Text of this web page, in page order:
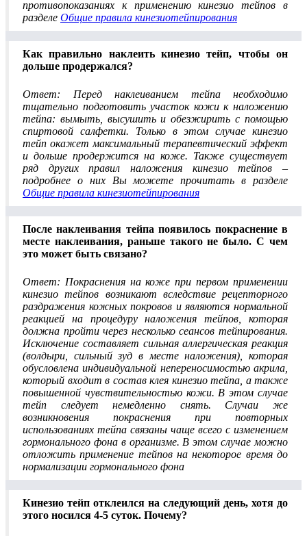
противопоказаниях к применению кинезио тейпов в
разделе Общие правила кинезиотейпирования
Как правильно наклеить кинезио тейп, чтобы он
дольше продержался?
Ответ: Перед наклеиванием тейпа необходимо
тщательно подготовить участок кожи к наложению
тейпа: вымыть, высушить и обезжирить с помощью
спиртовой салфетки. Только в этом случае кинезио
тейп окажет максимальный терапевтический эффект
и дольше продержится на коже. Также существует
ряд других правил наложения кинезио тейпов –
подробнее о них Вы можете прочитать в разделе
Общие правила кинезиотейпирования
После наклеивания тейпа появилось покраснение в
месте наклеивания, раньше такого не было. С чем
это может быть связано?
Ответ: Покраснения на коже при первом применении
кинезио тейпов возникают вследствие рецепторного
раздражения кожных покровов и являются нормальной
реакцией на процедуру наложения тейпов, которая
должна пройти через несколько сеансов тейпирования.
Исключение составляет сильная аллергическая реакция
(волдыри, сильный зуд в месте наложения), которая
обусловлена индивидуальной непереносимостью акрила,
который входит в состав клея кинезио тейпа, а также
повышенной чувствительностью кожи. В этом случае
тейп следует немедленно снять. Случаи же
возникновения покраснения при повторных
использованиях тейпа связаны чаще всего с изменением
гормонального фона в организме. В этом случае можно
отложить применение тейпов на некоторое время до
нормализации гормонального фона
Кинезио тейп отклеился на следующий день, хотя до
этого носился 4-5 суток. Почему?